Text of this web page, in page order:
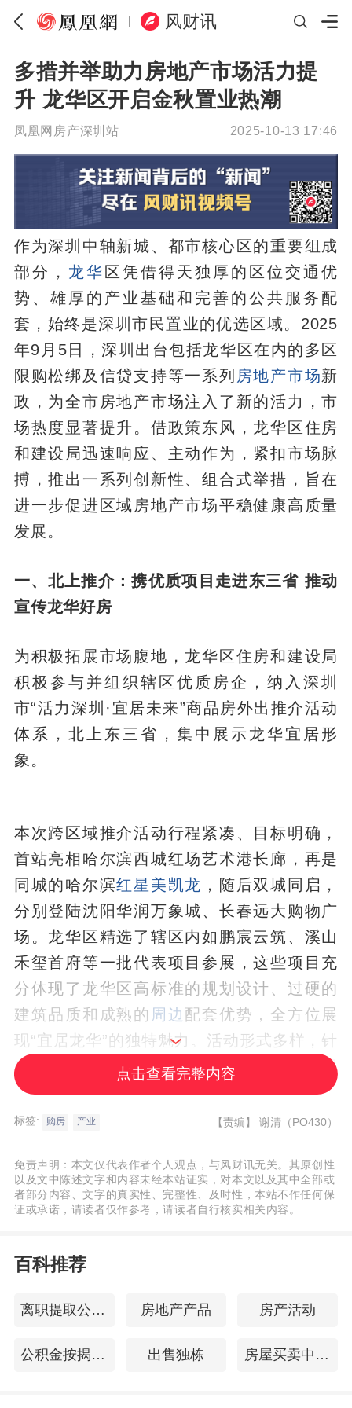
风财讯
多措并举助力房地产市场活力提
升 龙华区开启金秋置业热潮
凤凰网房产深圳站 2025-10-13 17:46
作为深圳中轴新城、都市核心区的重要组成
部分， 龙华 区凭借得天独厚的区位交通优
势、雄厚的产业基础和完善的公共服务配
套，始终是深圳市民置业的优选区域。2025
年9月5日，深圳出台包括龙华区在内的多区
限购松绑及信贷支持等一系列 房地产市场新
政，为全市房地产市场注入了新的活力，市
场热度显著提升。借政策东风，龙华区住房
和建设局迅速响应、主动作为，紧扣市场脉
搏，推出一系列创新性、组合式举措，旨在
进一步促进区域房地产市场平稳健康高质量
发展。
一、北上推介：携优质项目走进东三省 推动
宣传龙华好房
为积极拓展市场腹地，龙华区住房和建设局
积极参与并组织辖区优质房企，纳入深圳
市“活力深圳·宜居未来”商品房外出推介活动
体系，北上东三省，集中展示龙华宜居形
象。
本次跨区域推介活动行程紧凑、目标明确，
首站亮相哈尔滨西城红场艺术港长廊，再是
同城的哈尔滨红星美凯龙 ，随后双城同启，
分别登陆沈阳华润万象城、长春远大购物广
场。龙华区精选了辖区内如鹏宸云筑、溪山
禾玺首府等一批代表项目参展，这些项目充
分体现了龙华区高标准的规划设计、过硬的
建筑品质和成熟的 周边 配套优势，全方位展
现“宜居龙华”的独特魅力。活动形式多样，针
对性强。在沈阳和哈尔滨站，主办方采用
了“深圳好房大卖场”的形式，通过设置主舞台
互动区与项目集中展示区，融合了项目推
金融对接、精彩文化节目表演以及抽奖互动
等环节，气氛热烈。长春站则更侧重于精准
围、高效率的推介。
此次活动精准锚定东三省高净值人群与专业
点击查看完整内容
标签: 购房 产业 【责编】 谢清（PO430）
免责声明：本文仅代表作者个人观点，与风财讯无关。其原创性
以及文中陈述文字和内容未经本站证实，对本文以及其中全部或
者部分内容、文字的真实性、完整性、及时性，本站不作任何保
证或承诺，请读者仅作参考，请读者自行核实相关内容。
百科推荐
离职提取公积金 房地产产品 房产活动
公积金按揭贷款 出售独栋 房屋买卖中介费